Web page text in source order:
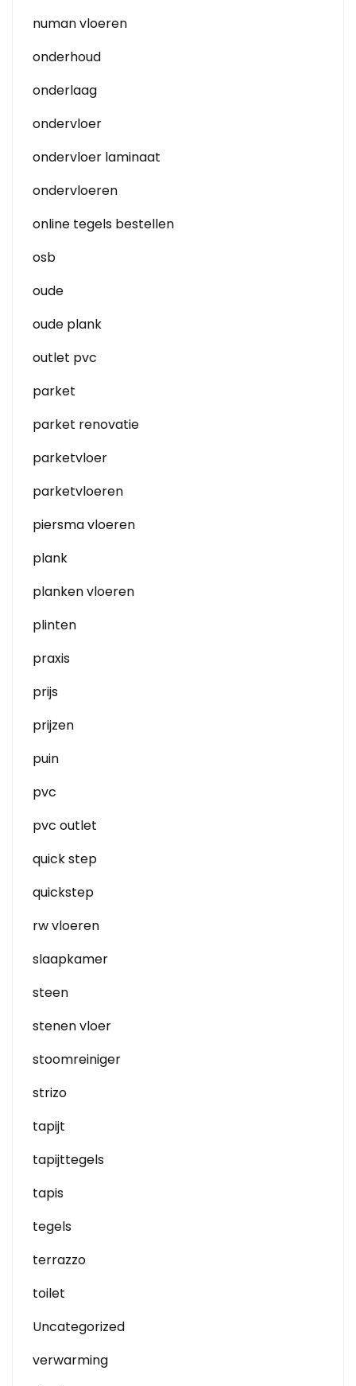
numan vloeren
onderhoud
onderlaag
ondervloer
ondervloer laminaat
ondervloeren
online tegels bestellen
osb
oude
oude plank
outlet pvc
parket
parket renovatie
parketvloer
parketvloeren
piersma vloeren
plank
planken vloeren
plinten
praxis
prijs
prijzen
puin
pvc
pvc outlet
quick step
quickstep
rw vloeren
slaapkamer
steen
stenen vloer
stoomreiniger
strizo
tapijt
tapijttegels
tapis
tegels
terrazzo
toilet
Uncategorized
verwarming